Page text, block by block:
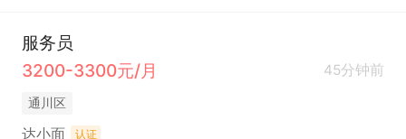
服务员
3200-3300元/月
45分钟前
通川区
达小面 认证